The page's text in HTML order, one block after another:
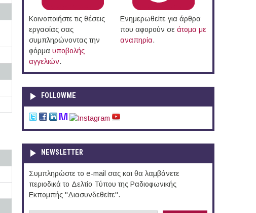
Κοινοποιήστε τις θέσεις
εργασίας σας
συμπληρώνοντας την
φόρμα υποβολής
αγγελιών.
Ενημερωθείτε για άρθρα
που αφορούν σε άτομα με
αναπηρία.
FOLLOWME
NEWSLETTER
Συμπληρώστε το e-mail σας και θα λαμβάνετε
περιοδικά το Δελτίο Τύπου της Ραδιοφωνικής
Εκπομπής "Διασυνδεθείτε".